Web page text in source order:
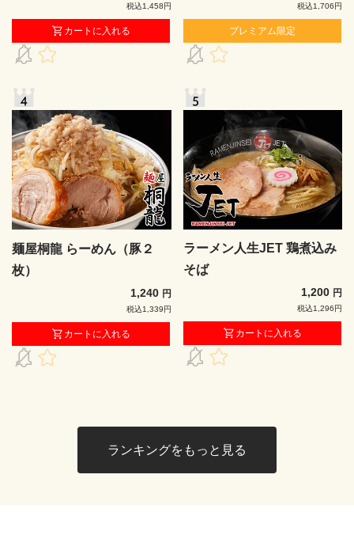
税込1,458円
カートに入れる
税込1,706円
プレミアム限定
麺屋桐龍 らーめん（豚２
枚）
1,240 円
税込1,339円
カートに入れる
ラーメン人生JET 鶏煮込み
そば
1,200 円
税込1,296円
カートに入れる
ランキングをもっと見る